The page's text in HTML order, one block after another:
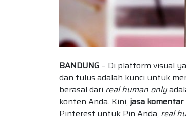
BANDUNG – Di platform visual
dan tulus adalah kunci untuk
berasal dari real human only
konten Anda. Kini, jasa
Pinterest untuk Pin Anda, real